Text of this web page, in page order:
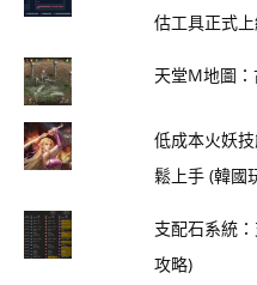
估工具正式上
天堂M地圖
低成本火妖
鬆上手 (韓國
支配石系統
攻略)